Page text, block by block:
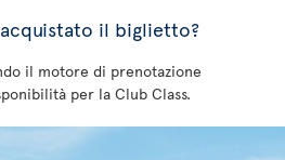
il biglietto?
il motore di prenotazione
per la Club Class.